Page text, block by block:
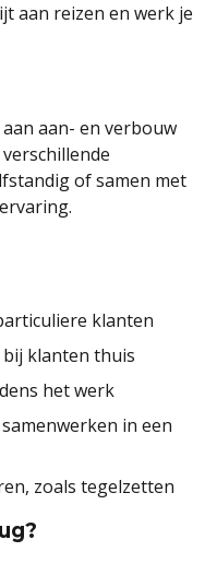
aan reizen en werk je
aan- en verbouw
of samen met
klanten
klanten thuis
het werk
in een
zoals tegelzetten